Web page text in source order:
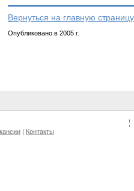
Вернуться на главную
Опубликовано в 2005 г.
| Контакты